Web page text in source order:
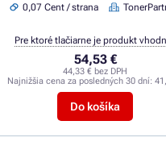
0,07 Cent / strana
54,53 €
44,33 € bez DPH
Najnižšia cena za posledných 30 dní:
Do košíka
Pre ktoré tlačiarne je produkt